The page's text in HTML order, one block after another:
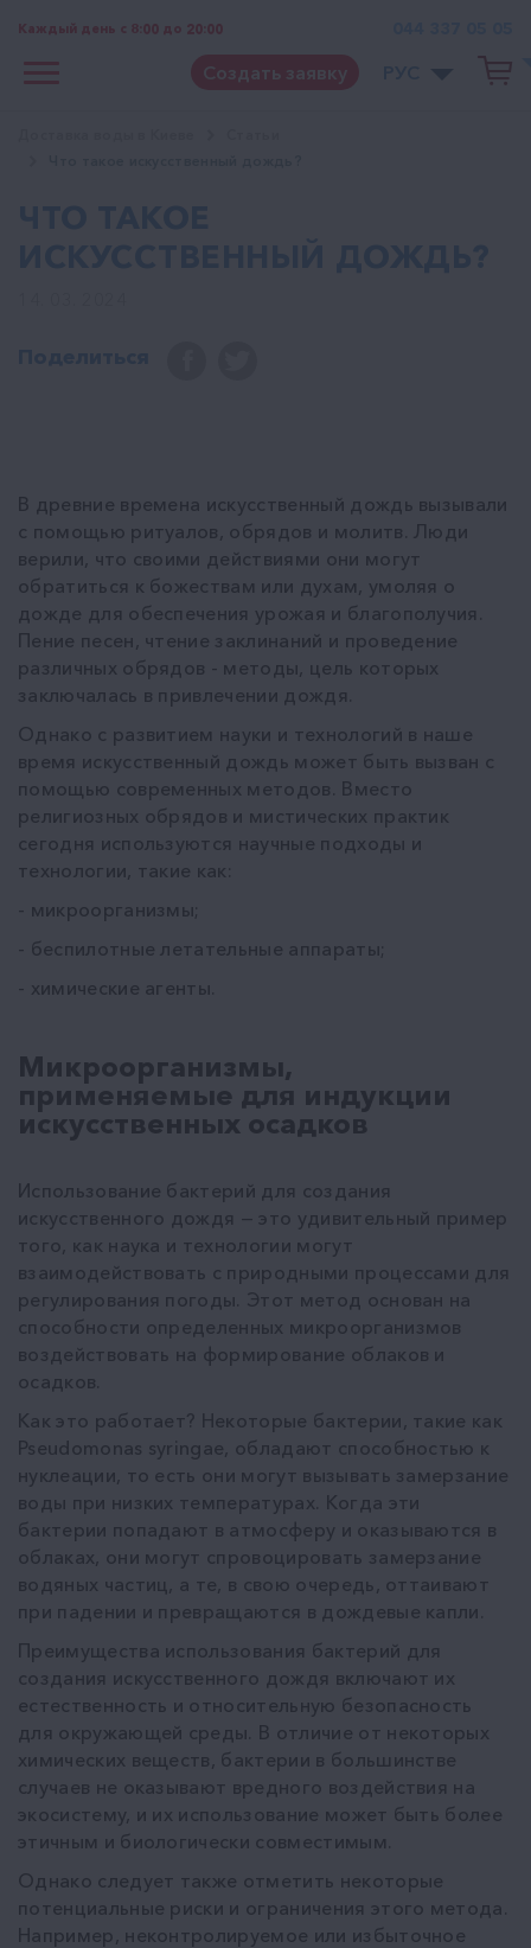
Каждый день с 8:00 до 20:00
Создать заявку
В древние времена искусственный дождь вызывали
с помощью ритуалов, обрядов и молитв. Люди
верили, что своими действиями они могут
обратиться к божествам или духам, умоляя о
дожде для обеспечения урожая и благополучия.
Пение песен, чтение заклинаний и проведение
различных обрядов - методы, цель которых
заключалась в привлечении дождя.
Однако с развитием науки и технологий в наше
время искусственный дождь может быть вызван с
помощью современных методов. Вместо
религиозных обрядов и мистических практик
сегодня используются научные подходы и
технологии, такие как:
- микроорганизмы;
- беспилотные летательные аппараты;
- химические агенты.
Микроорганизмы,
применяемые для индукции
искусственных осадков
Использование бактерий для создания
искусственного дождя — это удивительный пример
того, как наука и технологии могут
взаимодействовать с природными процессами для
регулирования погоды. Этот метод основан на
способности определенных микроорганизмов
воздействовать на формирование облаков и
осадков.
Как это работает? Некоторые бактерии, такие как
Pseudomonas syringae, обладают способностью к
нуклеации, то есть они могут вызывать замерзание
воды при низких температурах. Когда эти
бактерии попадают в атмосферу и оказываются в
облаках, они могут спровоцировать замерзание
водяных частиц, а те, в свою очередь, оттаивают
при падении и превращаются в дождевые капли.
Преимущества использования бактерий для
создания искусственного дождя включают их
естественность и относительную безопасность
для окружающей среды. В отличие от некоторых
химических веществ, бактерии в большинстве
случаев не оказывают вредного воздействия на
экосистему, и их использование может быть более
этичным и биологически совместимым.
Однако следует также отметить некоторые
потенциальные риски и ограничения этого метода.
Например, неконтролируемое или избыточное